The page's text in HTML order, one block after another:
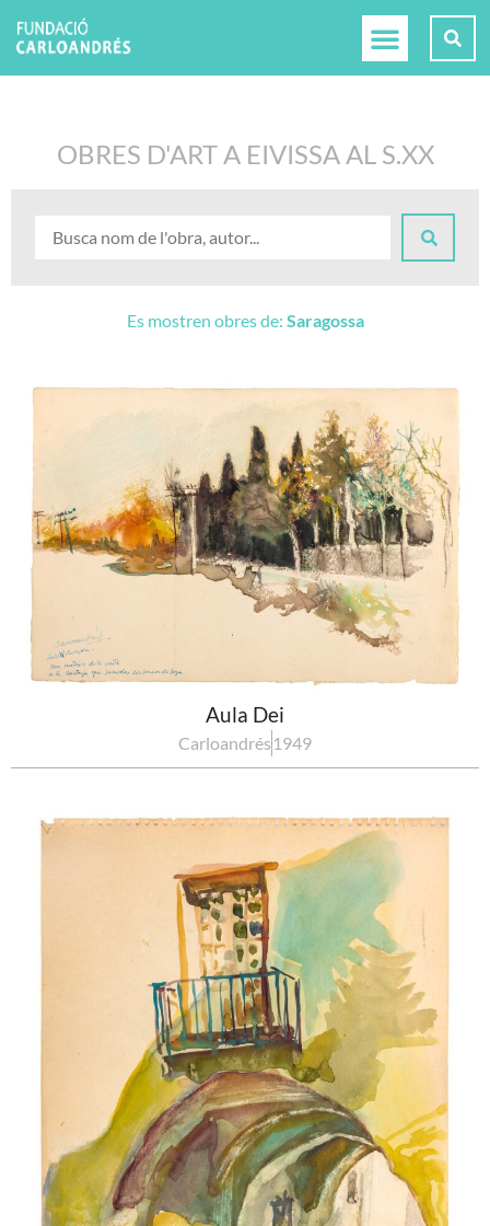
OBRES D'ART A EIVISSA AL S.XX
Es mostren obres de: Saragossa
Aula Dei
Carloandrés 1949